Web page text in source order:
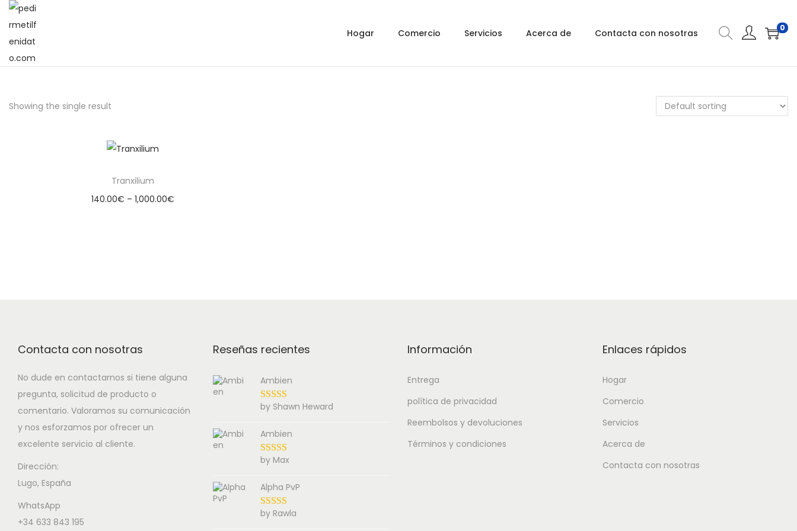
Hogar Comercio Servicios Acerca de Contacta con nosotras 0
Showing the single result
Tranxilium
140.00€ – 1,000.00€
Contacta con nosotras
No dude en contactarnos si tiene alguna
pregunta, solicitud de producto o
comentario. Valoramos su comunicación
y nos esforzamos por ofrecer un
excelente servicio al cliente.
Dirección:
Lugo, España
WhatsApp
+34 633 843 195
Reseñas recientes
Ambien
by Shawn Heward
Ambien
by Max
Alpha PvP
by Rawla
Información
Entrega
política de privacidad
Reembolsos y devoluciones
Términos y condiciones
Enlaces rápidos
Hogar
Comercio
Servicios
Acerca de
Contacta con nosotras